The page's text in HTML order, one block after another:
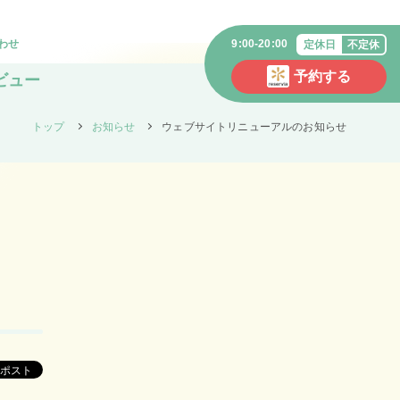
せ
ュー
9:00-20:00 定休日 不定休
予約する
トップ お知らせ ウェブサイトリニューアルのお知らせ